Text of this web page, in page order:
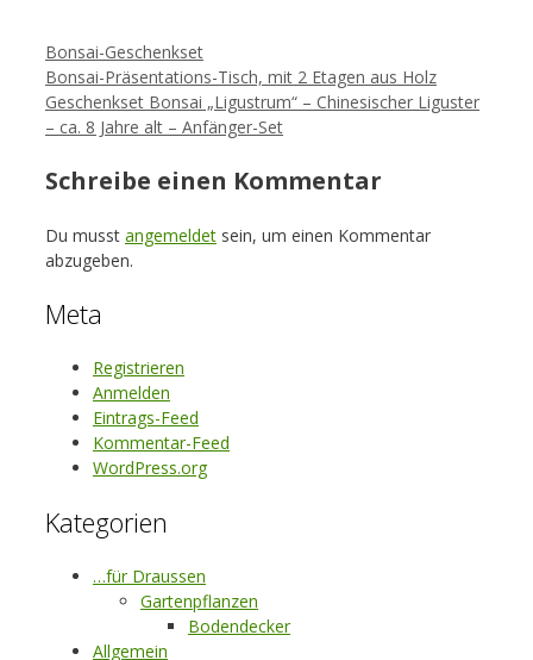
Kategorien
Bonsai-Geschenkset
Bonsai-Präsentations-Tisch, mit 2 Etagen aus Holz
Geschenkset Bonsai „Ligustrum“ – Chinesischer Liguster
– ca. 8 Jahre alt – Anfänger-Set
Schreibe einen Kommentar
Du musst angemeldet sein, um einen Kommentar
abzugeben.
Meta
Registrieren
Anmelden
Eintrags-Feed
Kommentar-Feed
WordPress.org
Kategorien
…für Draussen
Gartenpflanzen
Bodendecker
Allgemein